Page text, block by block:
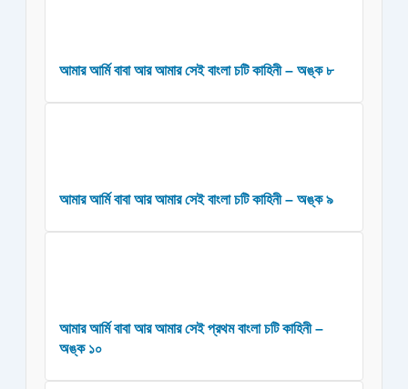
আমার আর্মি বাবা আর আমার সেই বাংলা চটি কাহিনী – অঙ্ক ৮
আমার আর্মি বাবা আর আমার সেই বাংলা চটি কাহিনী – অঙ্ক ৯
আমার আর্মি বাবা আর আমার সেই প্রথম বাংলা চটি কাহিনী –
অঙ্ক ১০